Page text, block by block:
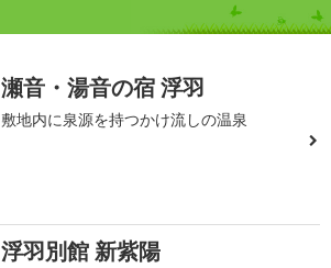
瀬音・湯音の宿 浮羽
敷地内に泉源を持つかけ流しの温泉
浮羽別館 新紫陽